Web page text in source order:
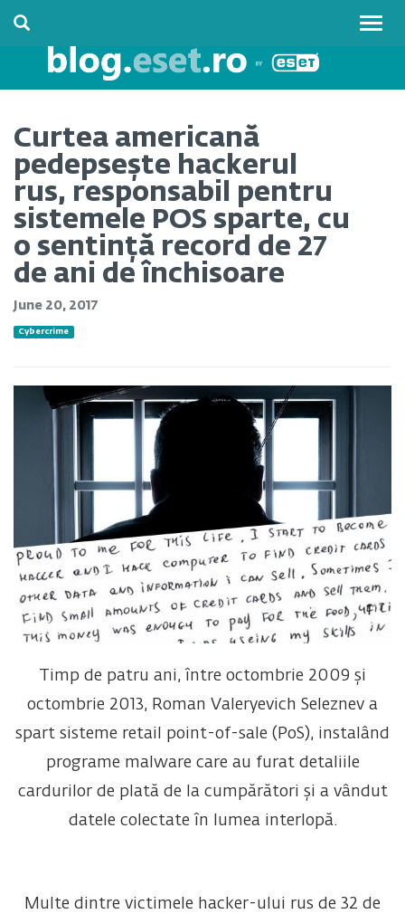
Curtea americană
pedepsește hackerul
rus, responsabil pentru
sistemele POS sparte, cu
o sentință record de 27
de ani de închisoare
June 20, 2017
Cybercrime
Timp de patru ani, între octombrie 2009 și
octombrie 2013, Roman Valeryevich Seleznev a
spart sisteme retail point-of-sale (PoS), instalând
programe malware care au furat detaliile
cardurilor de plată de la cumpărători și a vândut
datele colectate în lumea interlopă.
Multe dintre victimele hacker-ului rus de 32 de